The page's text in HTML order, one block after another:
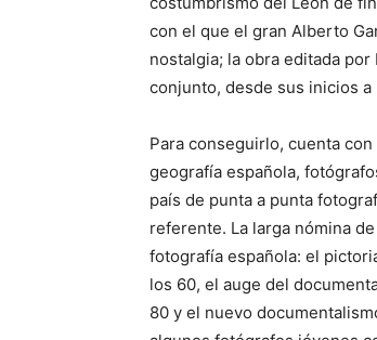
con el que el gran Alberto
nostalgia; la obra editada
conjunto, desde sus inicios a
Para conseguirlo, cuenta
geografía española,
país de punta a punta
referente. La larga nómina
fotografía española: el
los 60, el auge del
80 y el nuevo